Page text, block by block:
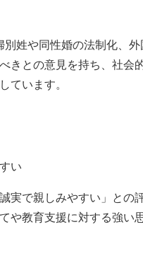
別姓や同性婚の法制化、
きとの意見を持ち、社会
ています。
い
実で親しみやすい」との
や教育支援に対する強い